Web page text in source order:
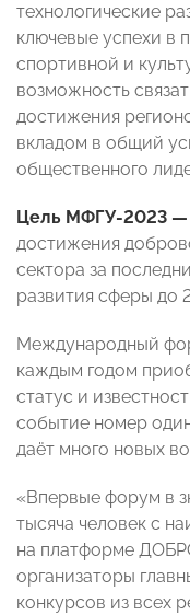
технологические
ключевые успехи в
спортивной и
возможность
достижения
вкладом в общий
общественного
Цель МФГУ-2023 —
достижения
сектора за
развития сферы до
Международный
каждым годом
статус и
событие номер
даёт много новых
«Впервые форум в
тысяча человек с
на платформе
организаторы
конкурсов из всех